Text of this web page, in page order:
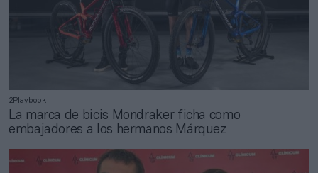
2Playbook
La marca de bicis Mondraker ficha como
embajadores a los hermanos Márquez